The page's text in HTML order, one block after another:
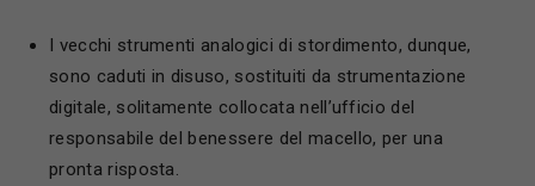
I vecchi strumenti analogici di stordimento, dunque,
sono caduti in disuso, sostituiti da strumentazione
digitale, solitamente collocata nell’ufficio del
responsabile del benessere del macello, per una
pronta risposta.